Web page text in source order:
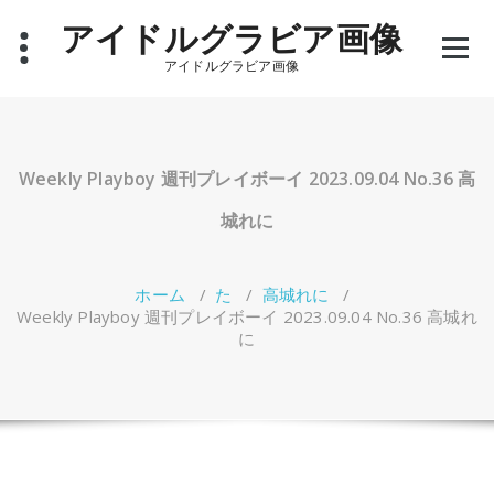
アイドルグラビア画像
アイドルグラビア画像
Weekly Playboy 週刊プレイボーイ 2023.09.04 No.36 高
城れに
ホーム / た / 高城れに /
Weekly Playboy 週刊プレイボーイ 2023.09.04 No.36 高城れ
に